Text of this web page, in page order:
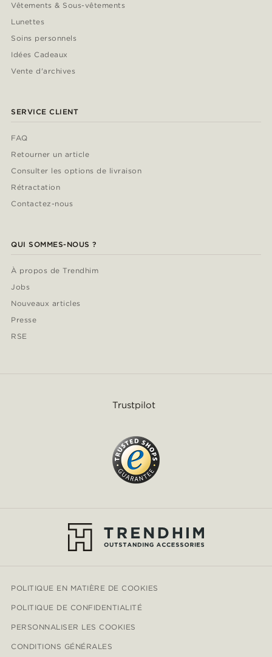
Vêtements & Sous-vêtements
Lunettes
Soins personnels
Idées Cadeaux
Vente d'archives
SERVICE CLIENT
FAQ
Retourner un article
Consulter les options de livraison
Rétractation
Contactez-nous
QUI SOMMES-NOUS ?
À propos de Trendhim
Jobs
Nouveaux articles
Presse
RSE
Trustpilot
POLITIQUE EN MATIÈRE DE COOKIES
POLITIQUE DE CONFIDENTIALITÉ
PERSONNALISER LES COOKIES
CONDITIONS GÉNÉRALES